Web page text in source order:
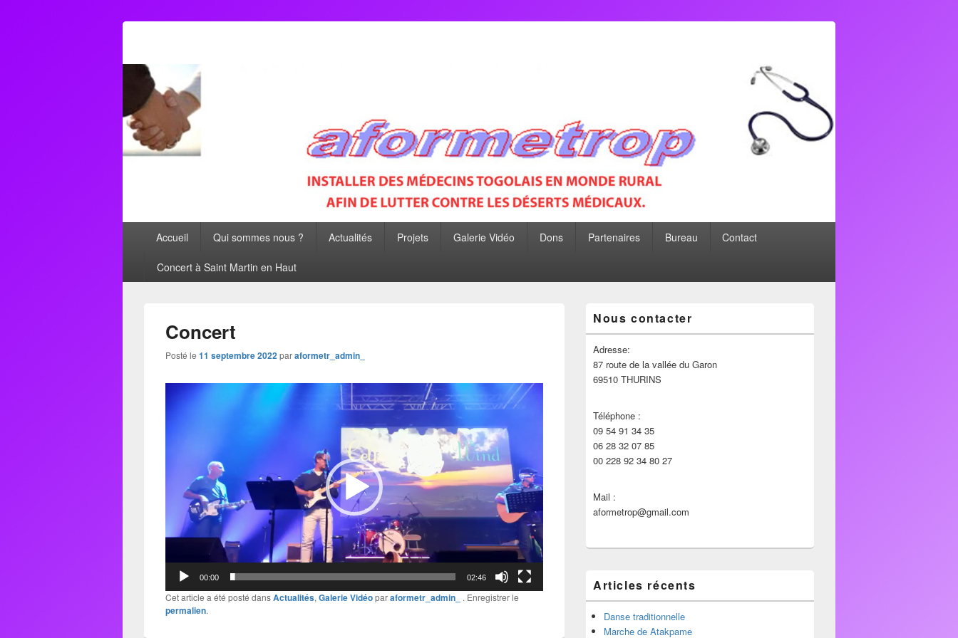
AFORMETROP
principalAccueil Qui sommes nous ? Actualités Projets Galerie Vidéo Dons Partenaires Bureau Contact
Concert à Saint Martin en Haut
Concert
Posté le 11 septembre 2022paraformetr_admin_
Lecteur
vidéo
00:00 02:46
Cet article a été posté dansActualités, Galerie Vidéoparaformetr_admin_ . Enregistrer le
permalien.
principale
de
widget
pour
barre
Nous contacter
Adresse:
87 route de la vallée du Garon
69510 THURINS
Téléphone :
09 54 91 34 35
06 28 32 07 85
00 228 92 34 80 27
Mail :
aformetrop@gmail.com
Articles récents
Danse traditionnelle
Marche de Atakpame